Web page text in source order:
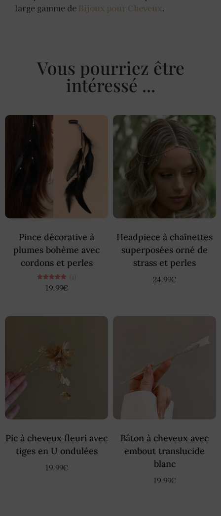
large gamme de Bijoux pour Cheveux.
Vous pourriez être
intéressé ...
Pince décorative à
plumes bohème avec
cordons et perles
Note
5.00
(1)
19.99€
Headpiece à chaînettes
superposées orné de
strass et perles
24.99€
Pic à cheveux fleuri avec
tiges en U ondulées
19.99€
Bâton à cheveux avec
embout translucide
blanc
19.99€